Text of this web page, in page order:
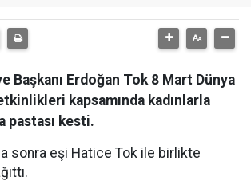
Başkanı Erdoğan Tok 8 Mart Dünya
kapsamında kadınlarla
pastası kesti.
sonra eşi Hatice Tok ile birlikte